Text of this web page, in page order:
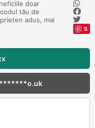
doar
tău de
adus, mai
S